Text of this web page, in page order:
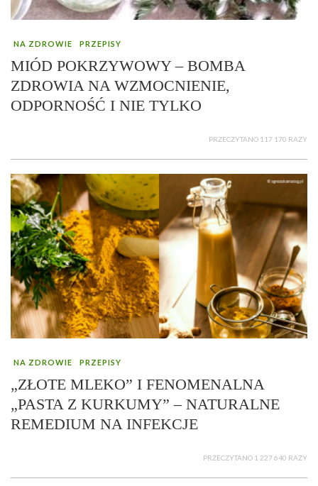
NA ZDROWIE PRZEPISY
MIÓD POKRZYWOWY – BOMBA
ZDROWIA NA WZMOCNIENIE,
ODPORNOŚĆ I NIE TYLKO
PRZECZYTANO 117 170 RAZY
NA ZDROWIE PRZEPISY
„ZŁOTE MLEKO” I FENOMENALNA
„PASTA Z KURKUMY” – NATURALNE
REMEDIUM NA INFEKCJE
PRZECZYTANO 1 227 640 RAZY